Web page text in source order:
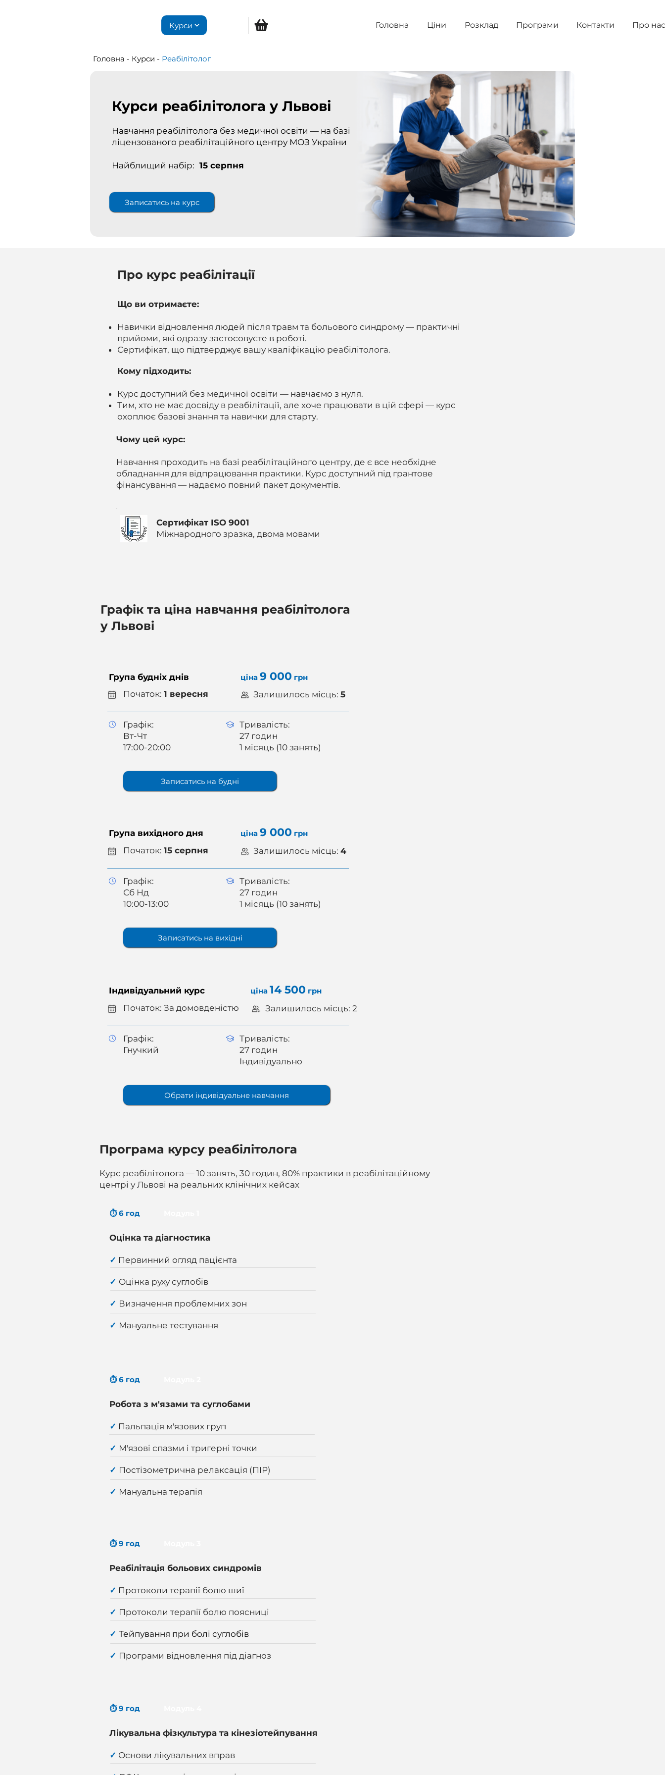
Курси Головна Ціни Розклад Програми Контакти Про нас
Головна - Курси - Реабілітолог
Курси реабілітолога у Львові
Навчання реабілітолога без медичної освіти — на базі
ліцензованого реабілітаційного центру МОЗ України
Записатись на курс
Найблищий набір: 15 серпня
Про курс реабілітації
Що ви отримаєте:
Навички відновлення людей після травм та больового синдрому — практичні
прийоми, які одразу застосовуєте в роботі.
Сертифікат, що підтверджує вашу кваліфікацію реабілітолога.
Кому підходить:
Курс доступний без медичної освіти — навчаємо з нуля.
Тим, хто не має досвіду в реабілітації, але хоче працювати в цій сфері — курс
охоплює базові знання та навички для старту.
Чому цей курс:
Навчання проходить на базі реабілітаційного центру, де є все необхідне
обладнання для відпрацювання практики. Курс доступний під грантове
фінансування — надаємо повний пакет документів.
Сертифікат ISO 9001
Міжнародного зразка, двома мовами
Графік та ціна навчання реабілітолога
у Львові
Група будніх днів
Початок: 1 вересня
ціна 9 000 грн
Залишилось місць: 5
Графік:
Вт-Чт
17:00-20:00
Тривалість:
27 годин
1 місяць (10 занять)
Записатись на будні
Група вихідного дня
Початок: 15 серпня
ціна 9 000 грн
Залишилось місць: 4
Графік:
Сб Нд
10:00-13:00
Тривалість:
27 годин
1 місяць (10 занять)
Записатись на вихідні
Індивідуальний курс
Початок: За домовденістю
ціна 14 500 грн
Залишилось місць: 2
Графік:
Гнучкий
Тривалість:
27 годин
Індивідуально
Обрати індивідуальне навчання
Програма курсу реабілітолога
Курс реабілітолога — 10 занять, 30 годин, 80% практики в реабілітаційному
центрі у Львові на реальних клінічних кейсах
⏱ 6 год
Оцінка та діагностика
✓ Первинний огляд пацієнта
✓ Оцінка руху суглобів
✓ Визначення проблемних зон
✓ Мануальне тестування
⏱ 6 год
Робота з м'язами та суглобами
✓ Пальпація м'язових груп
✓ М'язові спазми і тригерні точки
✓ Постізометрична релаксація (ПІР)
✓ Мануальна терапія
⏱ 9 год
Реабілітація больових синдромів
✓ Протоколи терапії болю шиї
✓ Протоколи терапії болю поясниці
✓ Тейпування при болі суглобів
✓ Програми відновлення під діагноз
⏱ 9 год
Лікувальна фізкультура та кінезіотейпування
✓ Основи лікувальних вправ